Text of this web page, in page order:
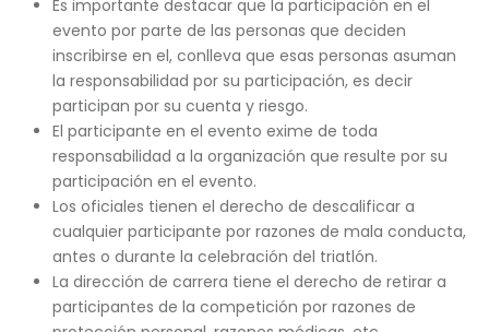
Es importante destacar que la participación en el
evento por parte de las personas que deciden
inscribirse en el, conlleva que esas personas asuman
la responsabilidad por su participación, es decir
participan por su cuenta y riesgo.
El participante en el evento exime de toda
responsabilidad a la organización que resulte por su
participación en el evento.
Los oficiales tienen el derecho de descalificar a
cualquier participante por razones de mala conducta,
antes o durante la celebración del triatlón.
La dirección de carrera tiene el derecho de retirar a
participantes de la competición por razones de